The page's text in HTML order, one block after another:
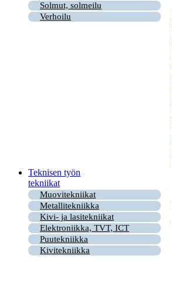
Solmut, solmeilu
Verhoilu
Teknisen työn
tekniikat
Muovitekniikat
Metallitekniikka
Kivi- ja lasitekniikat
Elektroniikka, TVT, ICT
Puutekniikka
Kivitekniikka